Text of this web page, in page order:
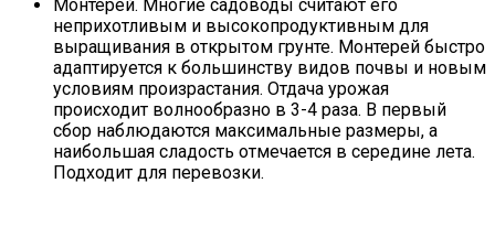
Монтерей. Многие садоводы считают его
неприхотливым и высокопродуктивным для
выращивания в открытом грунте. Монтерей быстро
адаптируется к большинству видов почвы и новым
условиям произрастания. Отдача урожая
происходит волнообразно в 3-4 раза. В первый
сбор наблюдаются максимальные размеры, а
наибольшая сладость отмечается в середине лета.
Подходит для перевозки.